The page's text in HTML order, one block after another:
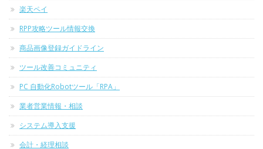
楽天ペイ
RPP攻略ツール情報交換
商品画像登録ガイドライン
ツール改善コミュニティ
PC 自動化Robotツール「RPA」
業者営業情報・相談
システム導入支援
会計・経理相談